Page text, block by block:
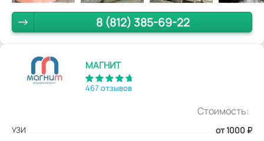
8 (812) 385-69-22
МАГНИТ
467 отзывов
Стоимость:
УЗИ от 1000 ₽